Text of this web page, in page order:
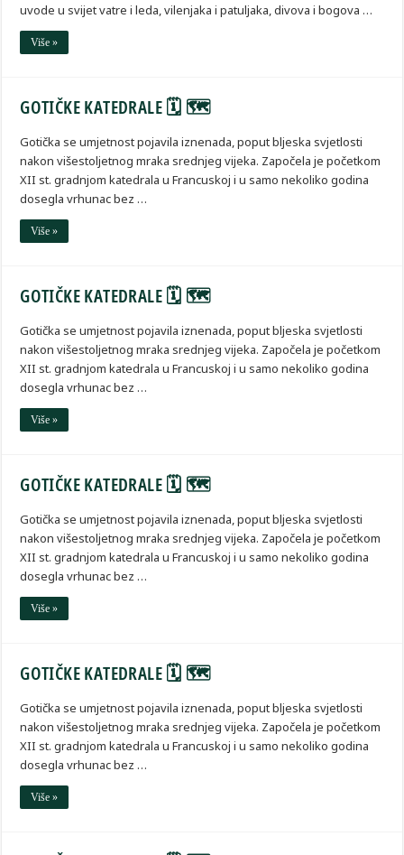
uvode u svijet vatre i leda, vilenjaka i patuljaka, divova i bogova …
Više »
GOTIČKE KATEDRALE 🗓 🗺
Gotička se umjetnost pojavila iznenada, poput bljeska svjetlosti
nakon višestoljetnog mraka srednjeg vijeka. Započela je početkom
XII st. gradnjom katedrala u Francuskoj i u samo nekoliko godina
dosegla vrhunac bez …
Više »
GOTIČKE KATEDRALE 🗓 🗺
Gotička se umjetnost pojavila iznenada, poput bljeska svjetlosti
nakon višestoljetnog mraka srednjeg vijeka. Započela je početkom
XII st. gradnjom katedrala u Francuskoj i u samo nekoliko godina
dosegla vrhunac bez …
Više »
GOTIČKE KATEDRALE 🗓 🗺
Gotička se umjetnost pojavila iznenada, poput bljeska svjetlosti
nakon višestoljetnog mraka srednjeg vijeka. Započela je početkom
XII st. gradnjom katedrala u Francuskoj i u samo nekoliko godina
dosegla vrhunac bez …
Više »
GOTIČKE KATEDRALE 🗓 🗺
Gotička se umjetnost pojavila iznenada, poput bljeska svjetlosti
nakon višestoljetnog mraka srednjeg vijeka. Započela je početkom
XII st. gradnjom katedrala u Francuskoj i u samo nekoliko godina
dosegla vrhunac bez …
Više »